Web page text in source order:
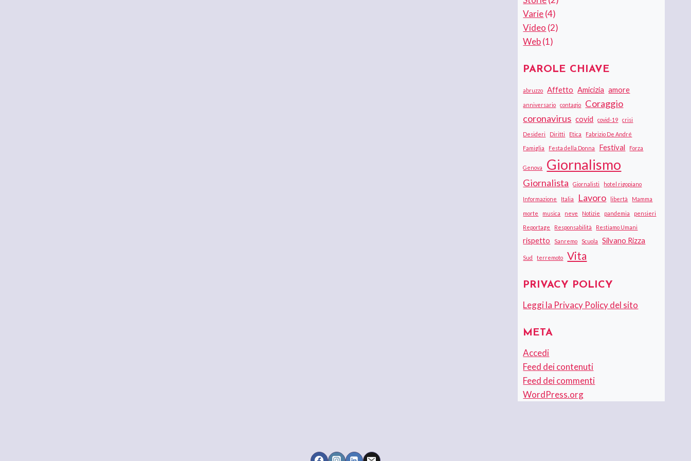
Varie(4)
Video (2)
Web(1)
PAROLE CHIAVE
abruzzo Affetto Amicizia amore
anniversario contagio
Coraggio
coronavirus covid covid-19 crisi
Desideri Diritti Etica Fabrizio De André
Famiglia Festa della Donna Festival Forza
Genova Giornalismo
Giornalista Giornalisti hotel rigopiano
Informazione Italia Lavoro libertà Mamma
morte musica neve Notizie pandemia pensieri
Reportage Responsabilità Restiamo Umani
rispetto Sanremo Scuola Silvano Rizza
Sud terremoto Vita
PRIVACY POLICY
Leggi la Privacy Policy del sito
META
Accedi
Feed dei contenuti
Feed dei commenti
WordPress.org